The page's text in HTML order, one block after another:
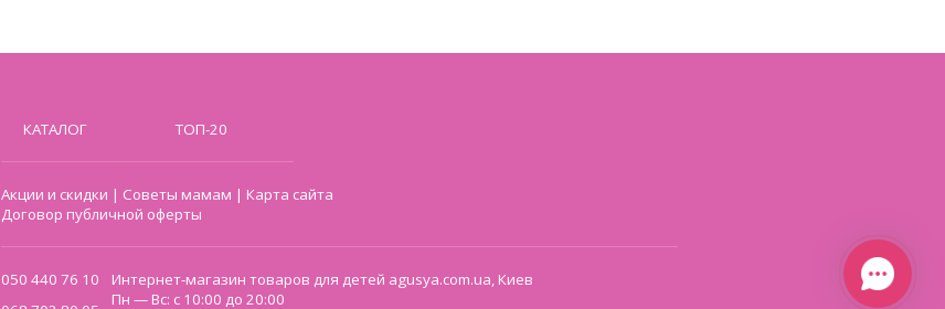
КАТАЛОГ ТОП-20
Акции и скидки | Советы мамам |Карта сайта
Договор публичной оферты
050 440 76 10
Интернет-магазин товаров для детей agusya.com.ua, Киев
Пн — Вс: с 10:00 до 20:00